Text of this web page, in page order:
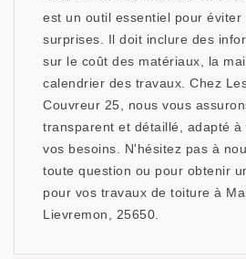
est un outil essentiel pour éviter
surprises. Il doit inclure des
sur le coût des matériaux, la
calendrier des travaux. Chez
Couvreur 25, nous vous
transparent et détaillé, adapté
vos besoins. N'hésitez pas à
toute question ou pour obtenir
pour vos travaux de toiture à
Lievremon, 25650.